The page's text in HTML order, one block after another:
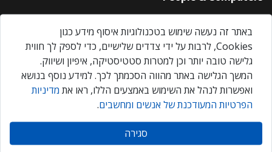
About Us
Privacy Policy
Contact Us
Our Events
אנשים ומחשבים © 2026 – כל הזכויות שמורות
באתר זה נעשה שימוש בטכנולוגיות איסוף מידע כגון
Cookies, לרבות על ידי צדדים שלישיים, כדי לספק לך חווית
גלישה טובה יותר וכן למטרות סטטיסטיקה, איפיון ושיווק.
המשך הגלישה באתר מהווה הסכמתך לכך. למידע נוסף בנושא
ואפשרות לנהל את השימוש באמצעים הללו, ראו את מדיניות
הפרטיות המעודכנת של אנשים ומחשבים.
סגירה